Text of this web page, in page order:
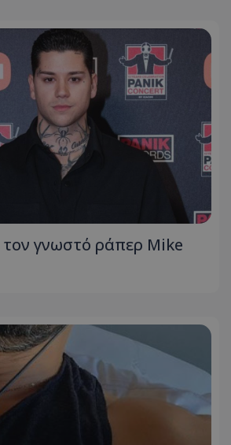
τον γνωστό ράπερ Mike